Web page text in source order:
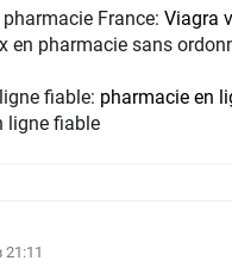
France: Viagra
en pharmacie sans
fiable: pharmacie en
ligne fiable
21:11